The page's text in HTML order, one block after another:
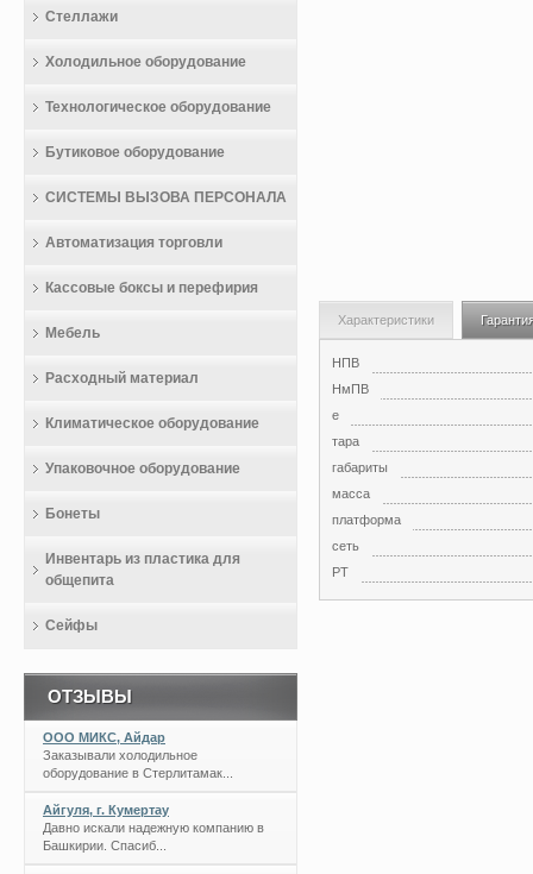
Характеристики
НПВ
НмПВ
е
тара
габариты
масса
платформа
сеть
РТ
Стеллажи
Холодильное оборудование
Технологическое оборудование
Бутиковое оборудование
СИСТЕМЫ ВЫЗОВА ПЕРСОНАЛА
Автоматизация торговли
Кассовые боксы и перефирия
Мебель
Расходный материал
Климатическое оборудование
Упаковочное оборудование
Бонеты
Инвентарь из пластика для
общепита
Сейфы
ОТЗЫВЫ
ООО МИКС, Айдар
Заказывали холодильное
оборудование в Стерлитамак...
Айгуля, г. Кумертау
Давно искали надежную компанию в
Башкирии. Спасиб...